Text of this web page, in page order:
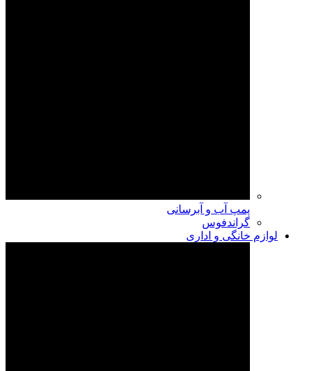
پمپ آب و آبرسانی
گراندفوس
لوازم خانگی و اداری